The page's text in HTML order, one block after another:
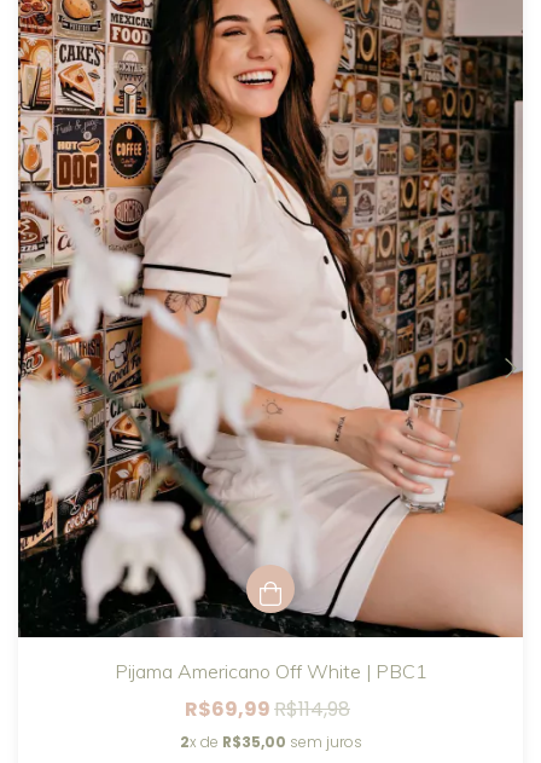
Pijama Americano Off White | PBC1
R$69,99R$114,98
2x de R$35,00 sem juros